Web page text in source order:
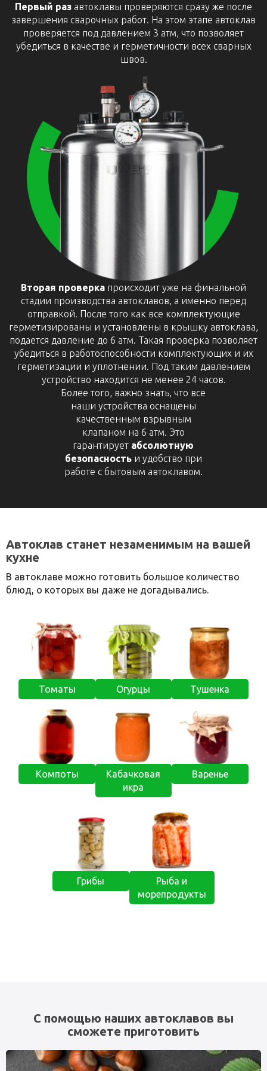
Первый раз автоклавы проверяются сразу же после
завершения сварочных работ. На этом этапе автоклав
проверяется под давлением 3 атм, что позволяет
убедиться в качестве и герметичности всех сварных
швов.
Вторая проверка происходит уже на финальной
стадии производства автоклавов, а именно перед
отправкой. После того как все комплектующие
герметизированы и установлены в крышку автоклава,
подается давление до 6 атм. Такая проверка позволяет
убедиться в работоспособности комплектующих и их
герметизации и уплотнении. Под таким давлением
устройство находится не менее 24 часов.
Более того, важно знать, что все
наши устройства оснащены
качественным взрывным
клапаном на 6 атм. Это
гарантирует абсолютную
безопасностьи удобство при
работе с бытовым автоклавом.
Автоклав станет незаменимым на вашей
кухне
В автоклаве можно готовить большое количество
блюд, о которых вы даже не догадывались.
Томаты Огурцы Тушенка
Компоты
Кабачковая
икра
Варенье
Грибы
Рыба и
морепродукты
С помощью наших автоклавов вы
сможете приготовить